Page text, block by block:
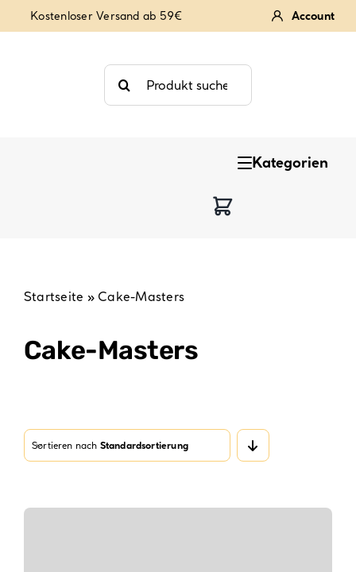
Inhalt
Kostenloser Versand ab 59€ Account
Suche
nach:
Kategorien
Verpackungen
Startseite » Cake-Masters
Cake-Masters
Sortieren nach Standardsortierung